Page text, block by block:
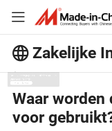
Zakelijke
Ontdek meer
Business
Meer bekijken
Waar worden
voor